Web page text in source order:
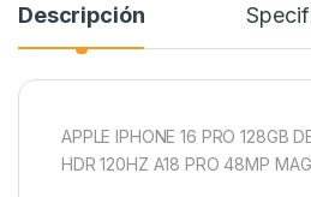
Descripción
APPLE IPHONE 16 PRO 128GB
HDR 120HZ A18 PRO 48MP